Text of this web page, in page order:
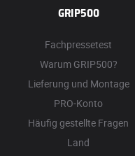
GRIP500
Fachpressetest
Warum GRIP500?
Lieferung und Montage
PRO-Konto
Häufig gestellte Fragen
Land